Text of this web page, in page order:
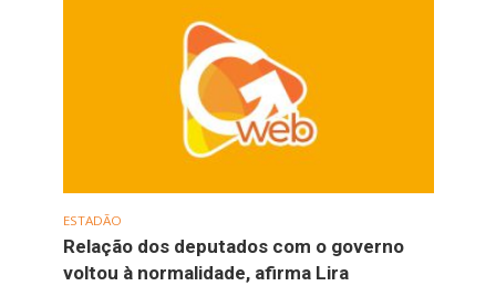
ESTADÃO
Relação dos deputados com o governo
voltou à normalidade, afirma Lira